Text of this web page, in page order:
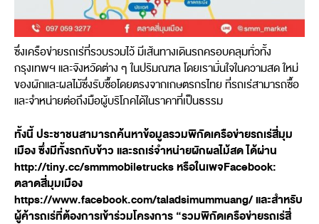
ซึ่งเครือข่ายรถเร่ที่รวบรวมไว้ มีเส้นทางเดินรถครอบคลุมทั่วทั้ง
กรุงเทพฯ และจังหวัดต่าง ๆ ในปริมณฑล โดยเรามั่นใจในความสด ใหม่
ของผักและผลไม้ซึ่งรับซื้อโดยตรงจากเกษตรกรไทย ที่รถเร่สามารถซื้อ
และจำหน่ายต่อถึงมือผู้บริโภคได้ในราคาที่เป็นธรรม
ทั้งนี้ ประชาชนสามารถค้นหาข้อมูลรวมพิกัดเครือข่ายรถเร่สี่มุม
เมือง ซึ่งมีทั้งรถกับข้าว และรถเร่จำหน่ายผักผลไม้สด ได้ผ่าน
http://tiny.cc/smmmobiletrucks หรือในเพจFacebook:
ตลาดสี่มุมเมือง
https://www.facebook.com/taladsimummuang/ และสำหรับ
ผู้ค้ารถเร่ที่ต้องการเข้าร่วมโครงการ “รวมพิกัดเครือข่ายรถเร่สี่